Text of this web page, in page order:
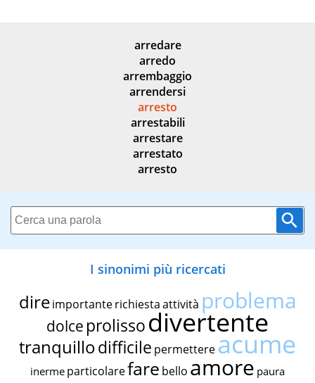
arredare
arredo
arrembaggio
arrendersi
arresto
arrestabili
arrestare
arrestato
arresto
I sinonimi più ricercati
dire importante richiestaattività problema
dolce prolissodivertente
tranquillodifficile permettereacume
inerme particolarefare bello amore paura